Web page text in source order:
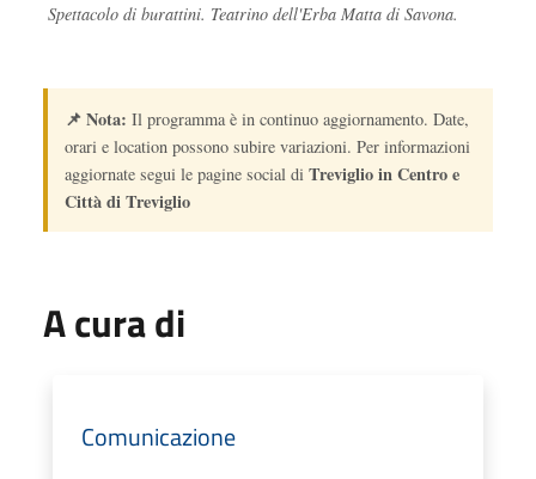
Spettacolo di burattini. Teatrino dell'Erba Matta di Savona.
📌 Nota: Il programma è in continuo aggiornamento. Date,
orari e location possono subire variazioni. Per informazioni
aggiornate segui le pagine social diTreviglio in Centro e
Città di Treviglio
A cura di
Comunicazione